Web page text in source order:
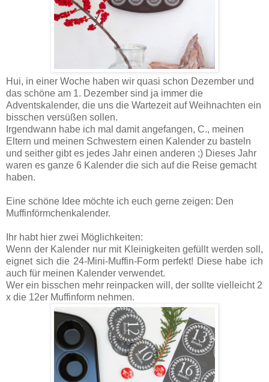
Hui, in einer Woche haben wir quasi schon Dezember und
das schöne am 1. Dezember sind ja immer die
Adventskalender, die uns die Wartezeit auf Weihnachten ein
bisschen versüßen sollen.
Irgendwann habe ich mal damit angefangen, C., meinen
Eltern und meinen Schwestern einen Kalender zu basteln
und seither gibt es jedes Jahr einen anderen ;) Dieses Jahr
waren es ganze 6 Kalender die sich auf die Reise gemacht
haben.
Eine schöne Idee möchte ich euch gerne zeigen: Den
Muffinförmchenkalender.
Ihr habt hier zwei Möglichkeiten:
Wenn der Kalender nur mit Kleinigkeiten gefüllt werden soll,
eignet sich die 24-Mini-Muffin-Form perfekt! Diese habe ich
auch für meinen Kalender verwendet.
Wer ein bisschen mehr reinpacken will, der sollte vielleicht 2
x die 12er Muffinform nehmen.